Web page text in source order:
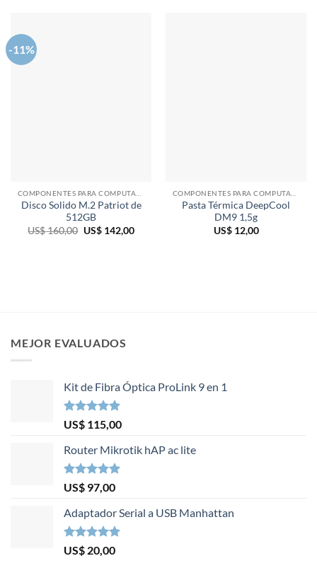
-11%
COMPONENTES PARA COMPUTADORAS
Disco Solido M.2 Patriot de
512GB
US$160,00 El
precio
US$142,00El
COMPONENTES PARA COMPUTADORAS
Pasta Térmica DeepCool
DM9 1,5g
US$12,00
MEJOR EVALUADOS
Kit de Fibra Óptica ProLink 9 en 1
Valorado en
5.00
de 5
US$ 115,00
Router Mikrotik hAP ac lite
Valorado en
5.00
de 5
US$ 97,00
Adaptador Serial a USB Manhattan
Valorado en
5.00
de 5
US$ 20,00